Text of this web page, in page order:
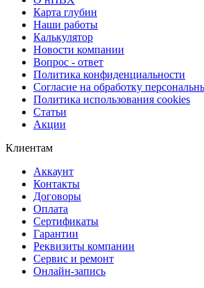
Карта глубин
Наши работы
Калькулятор
Новости компании
Вопрос - ответ
Политика конфиденциальности
Согласие на обработку
Политика использования cookies
Статьи
Акции
Клиентам
Аккаунт
Контакты
Договоры
Оплата
Сертификаты
Гарантии
Реквизиты компании
Сервис и ремонт
Онлайн-запись